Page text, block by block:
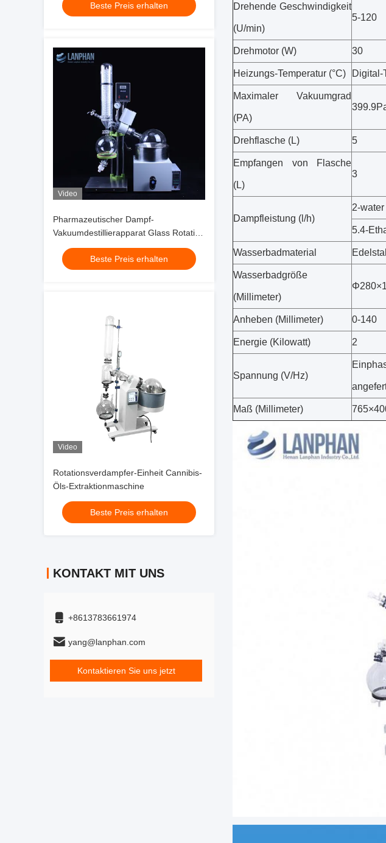
Beste Preis erhalten
Video
Pharmazeutischer Dampf-
Vakuumdestillierapparat Glass Rotation
Evaporator
Beste Preis erhalten
Video
Rotationsverdampfer-Einheit Cannibis-
Öls-Extraktionmaschine
Beste Preis erhalten
KONTAKT MIT UNS
+8613783661974
yang@lanphan.com
Kontaktieren Sie uns jetzt
Drehende Geschwindigkeit
(U/min)
5-120
Drehmotor (W) 30
Heizungs-Temperatur (°C) Digital-
Maximaler Vakuumgrad
(PA)
Drehflasche (L) 5
Empfangen von Flasche
(L)
3
Dampfleistung (l/h)
2-water
5.4-
Wasserbadmaterial
Wasserbadgröße
(Millimeter)
Anheben (Millimeter) 0-140
Energie (Kilowatt) 2
Spannung (V/Hz)
Maß (Millimeter)